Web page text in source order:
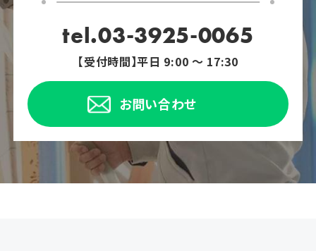
tel.03-3925-0065
【受付時間】平日 9:00 ～ 17:30
お問い合わせ